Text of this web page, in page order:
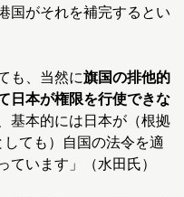
国がそれを補完するとい
も、当然に旗国の排他的
日本が権限を行使できな
、基本的には日本が（根拠
ても）自国の法令を適
ています」（水田氏）